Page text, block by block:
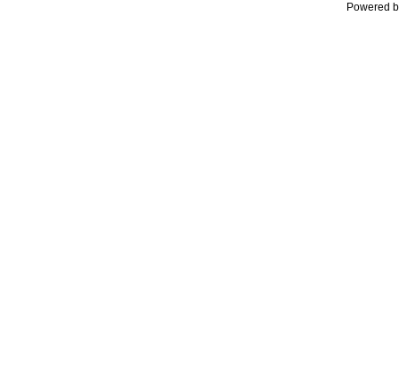
Powered